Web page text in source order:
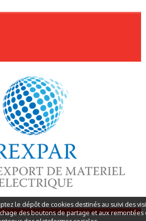
le dépôt de cookies destinés au suivi des
des boutons de partage et aux remontées